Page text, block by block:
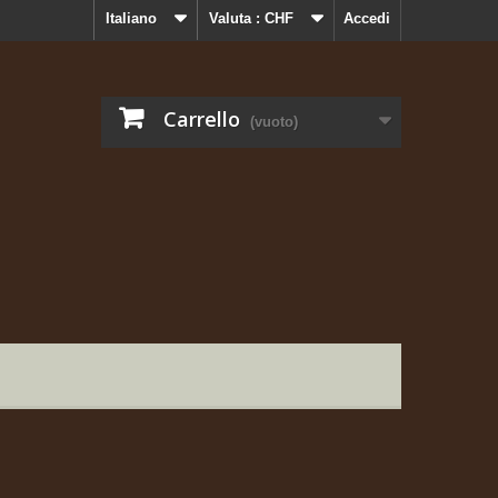
Accedi
Valuta : CHF
Italiano
Carrello (vuoto)